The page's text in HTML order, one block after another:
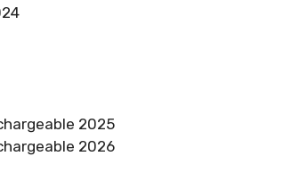
2025
2026